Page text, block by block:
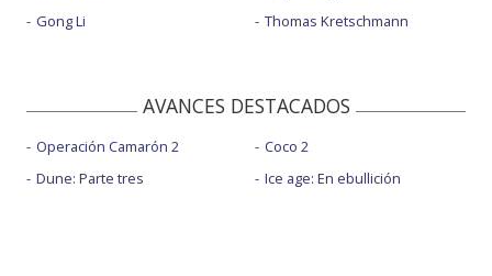
Gong Li
Thomas Kretschmann
AVANCES DESTACADOS
Operación Camarón 2
Dune: Parte tres
Coco 2
Ice age: En ebullición